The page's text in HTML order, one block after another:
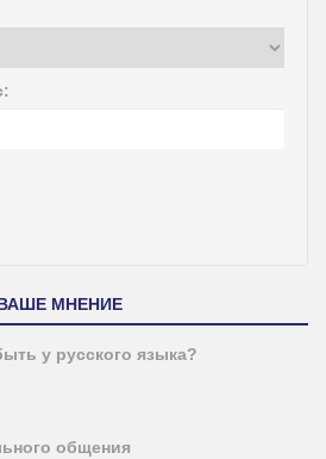
МНЕНИЕ
у русского языка?
общения